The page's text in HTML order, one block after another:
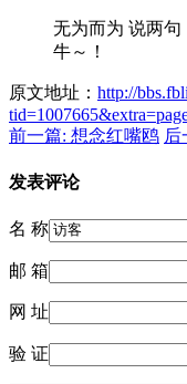
无为而为 说两句
牛～！
原文地址： http://
前一篇: 想念红嘴鸥 后
发表评论
名 称
邮 箱
网 址
验 证